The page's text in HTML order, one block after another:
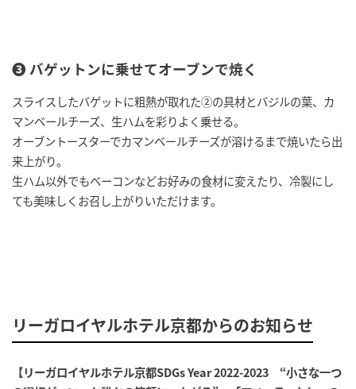
➌ バゲットンに乗せてオーブンで焼く
スライスしたバゲットに粗熱が取れた②の具材とバジルの葉、カ
マンベールチーズ、生ハムを彩りよく乗せる。
オーブントースターでカマンベールチーズが溶けるまで焼いたら出
来上がり。
生ハム以外でもベーコンなどお好みの食材に変えたり、冷製にし
ても美味しくお召し上がりいただけます。
リーガロイヤルホテル京都からのお知らせ
【リーガロイヤルホテル京都SDGs Year 2022-2023 “小さな一つ